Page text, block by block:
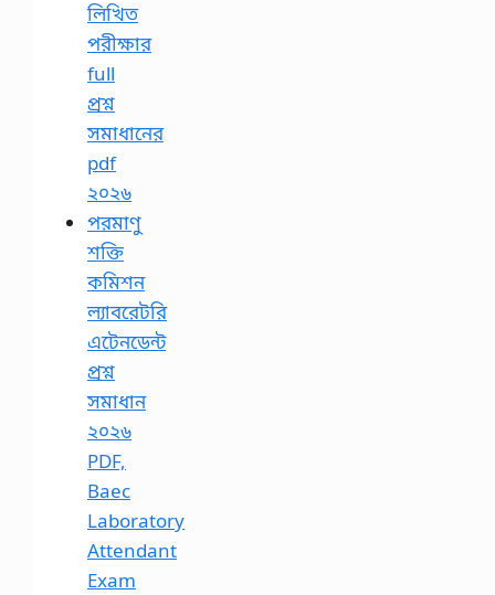
লিখিত
পরীক্ষার
full
প্রশ্ন
সমাধানের
pdf
২০২৬
পরমাণু
শক্তি
কমিশন
ল্যাবরেটরি
এটেনডেন্ট
প্রশ্ন
সমাধান
২০২৬
PDF,
Baec
Laboratory
Attendant
Exam